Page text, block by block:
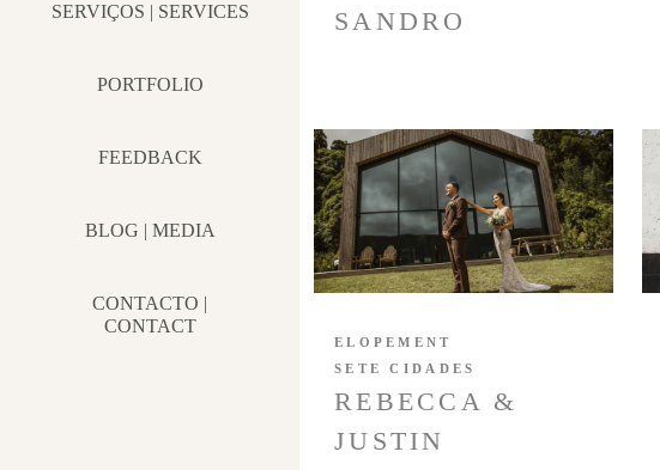
SERVIÇOS | SERVICES
PORTFOLIO
FEEDBACK
BLOG | MEDIA
CONTACTO |
CONTACT
SANDRO
REBECCA &
JUSTIN
ELOPEMENT
SETE CIDADES